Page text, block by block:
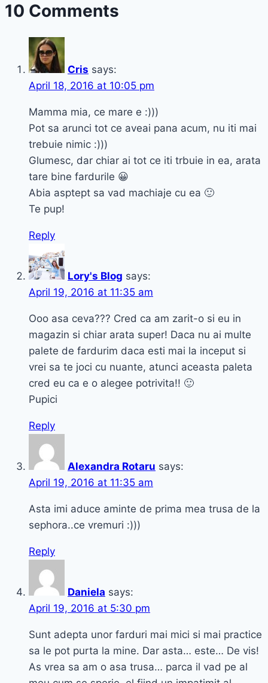
d`Oriente
de
bine
10 Comments
Cris says:
April 18, 2016 at 10:05 pm
Mamma mia, ce mare e :)))
Pot sa arunci tot ce aveai pana acum, nu iti mai
trebuie nimic :)))
Glumesc, dar chiar ai tot ce iti trbuie in ea, arata
tare bine fardurile 😀
Abia asptept sa vad machiaje cu ea 🙂
Te pup!
Reply
Lory's Blog says:
April 19, 2016 at 11:35 am
Ooo asa ceva??? Cred ca am zarit-o si eu in
magazin si chiar arata super! Daca nu ai multe
palete de fardurim daca esti mai la inceput si
vrei sa te joci cu nuante, atunci aceasta paleta
cred eu ca e o alegee potrivita!! 🙂
Pupici
Reply
Alexandra Rotaru says:
April 19, 2016 at 11:35 am
Asta imi aduce aminte de prima mea trusa de la
sephora..ce vremuri :)))
Reply
Daniela says:
April 19, 2016 at 5:30 pm
Sunt adepta unor farduri mai mici si mai practice
sa le pot purta la mine. Dar asta… este… De vis!
As vrea sa am o asa trusa… parca il vad pe al